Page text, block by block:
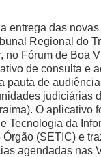
entrega das
Regional do
no Fórum de Boa
de consulta e
pauta de
judiciárias
O aplicativo
Tecnologia da
(SETIC) e
agendadas nas